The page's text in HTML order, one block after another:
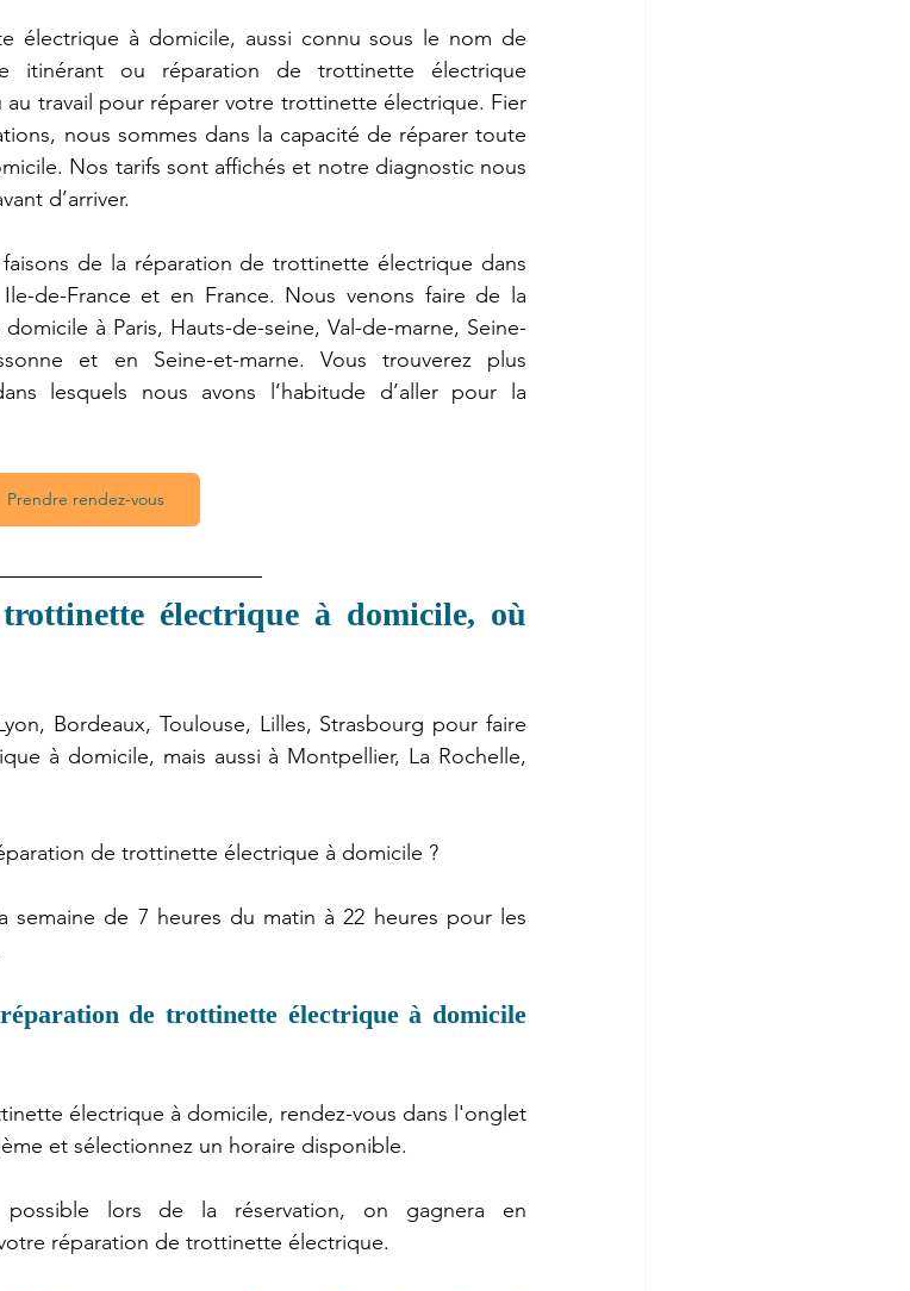
électrique à domicile, aussi connu sous le nom de
itinérant ou réparation de trottinette électrique
au travail pour réparer votre trottinette électrique. Fier
nous sommes dans la capacité de réparer toute
Nos tarifs sont affichés et notre diagnostic nous
d’arriver.
de la réparation de trottinette électrique dans
de-France et en France. Nous venons faire de la
à Paris, Hauts-de-seine, Val-de-marne, Seine-
et en Seine-et-marne. Vous trouverez plus
lesquels nous avons l’habitude d’aller pour la
Prendre rendez-vous
électrique à domicile, où
Bordeaux, Toulouse, Lilles, Strasbourg pour faire
à domicile, mais aussi à Montpellier, La Rochelle,
de trottinette électrique à domicile ?
semaine de 7 heures du matin à 22 heures pour les
de trottinette électrique à domicile
électrique à domicile, rendez-vous dans l'onglet
et sélectionnez un horaire disponible.
possible lors de la réservation, on gagnera en
réparation de trottinette électrique.